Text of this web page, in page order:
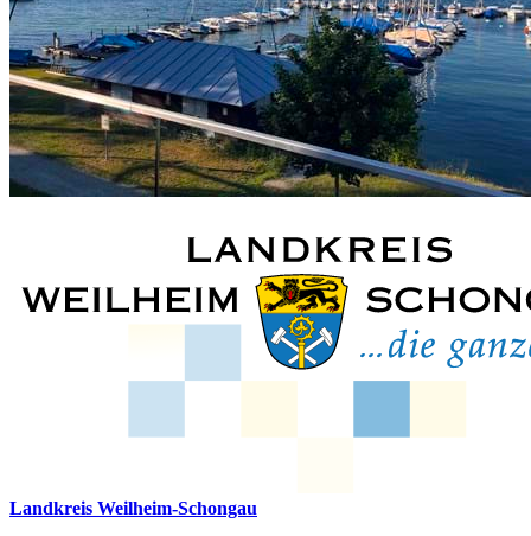
Landkreis Weilheim-Schongau